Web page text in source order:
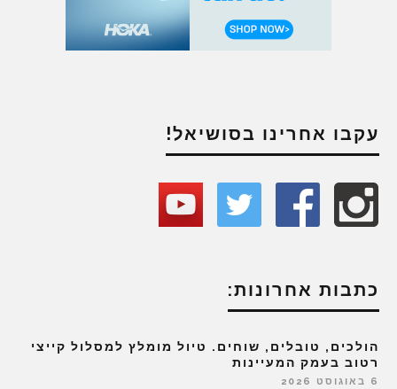
עקבו אחרינו בסושיאל!
כתבות אחרונות:
הולכים, טובלים, שוחים. טיול מומלץ למסלול קייצי
רטוב בעמק המעיינות
6 באוגוסט 2026